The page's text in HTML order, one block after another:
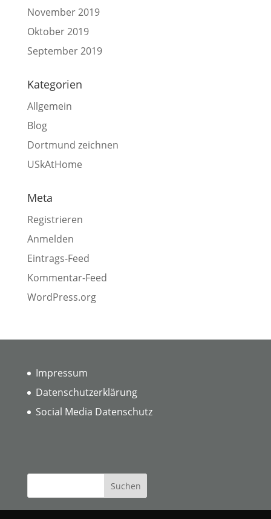
November 2019
Oktober 2019
September 2019
Kategorien
Allgemein
Blog
Dortmund zeichnen
USkAtHome
Meta
Registrieren
Anmelden
Eintrags-Feed
Kommentar-Feed
WordPress.org
Impressum
Datenschutzerklärung
Social Media Datenschutz